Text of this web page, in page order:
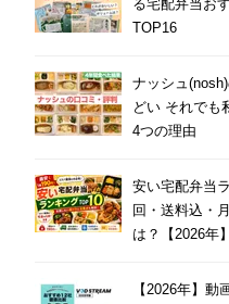
る宅配弁当お
TOP16
ナッシュ
どい それでも
4つの理由
安い宅配弁当
回・送料込・
は？【2026年】
【2026年】動